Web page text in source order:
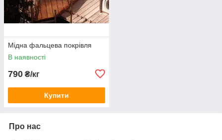
Мідна фальцева покрівля
В наявності
790 ₴/кг
Купити
Про нас